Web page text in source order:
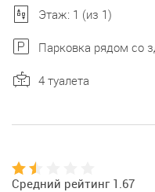
Этаж: 1 (из 1)
Парковка рядом со
4 туалета
Средний рейтинг 1.67